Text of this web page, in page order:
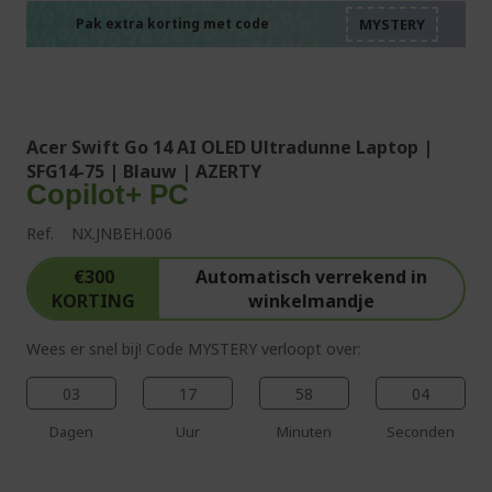
Pak extra korting met code
Acer Swift Go 14 AI OLED Ultradunne Laptop |
SFG14-75 | Blauw | AZERTY
Copilot+ PC
Ref. NX.JNBEH.006
€300
KORTING
Automatisch verrekend in
winkelmandje
Wees er snel bij! Code MYSTERY verloopt over:
03
Dagen
17
Uur
58
Minuten
03
Seconden